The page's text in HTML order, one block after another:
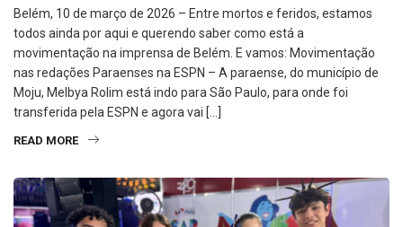
Belém, 10 de março de 2026 – Entre mortos e feridos, estamos
todos ainda por aqui e querendo saber como está a
movimentação na imprensa de Belém. E vamos: Movimentação
nas redações Paraenses na ESPN – A paraense, do município de
Moju, Melbya Rolim está indo para São Paulo, para onde foi
transferida pela ESPN e agora vai […]
READ MORE